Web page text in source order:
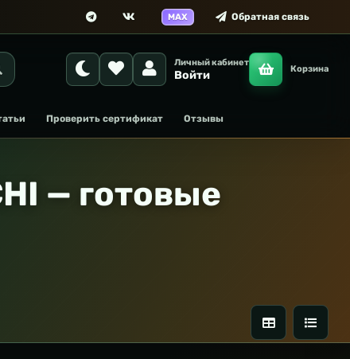
MAX Обратная связь
Личный кабинет
Войти Корзина
Проверить сертификат Отзывы
— готовые